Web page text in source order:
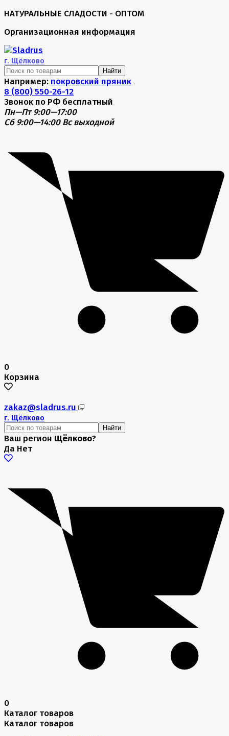
НАТУРАЛЬНЫЕ СЛАДОСТИ - ОПТОМ
Организационная информация
г. Щёлково
Найти
Например: покровский пряник
8 (800) 550-26-12
Звонок по РФ бесплатный
Пн—Пт 9:00—17:00
Сб 9:00—14:00 Вс выходной
0
Корзина
zakaz@sladrus.ru
г. Щёлково
Найти
Ваш регион Щёлково?
Да Нет
0
Каталог товаров
Каталог товаров